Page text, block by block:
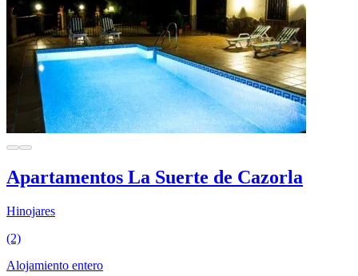
Apartamentos La Suerte de Cazorla
Hinojares
(2)
Alojamiento entero